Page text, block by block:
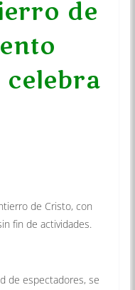
de
celebra
de Cristo, con
fin de actividades.
de espectadores, se